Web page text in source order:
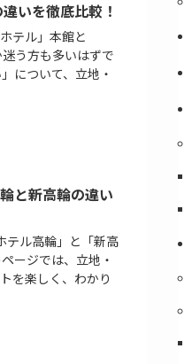
いを徹底比較！
テル」本館と
う方も多いはずで
について、立地・
と新高輪の違い
ル高輪」と「新高
ージでは、立地・
を楽しく、わかり